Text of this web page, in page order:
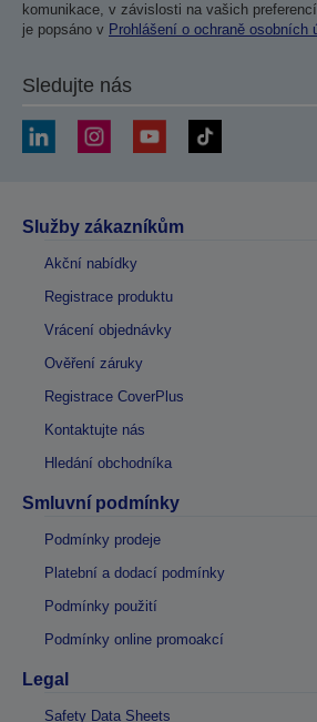
komunikace, v závislosti na vašich
je popsáno v Prohlášení o ochraně osobních
Sledujte nás
Služby zákazníkům
Akční nabídky
Registrace produktu
Vrácení objednávky
Ověření záruky
Registrace CoverPlus
Kontaktujte nás
Hledání obchodníka
Smluvní podmínky
Podmínky prodeje
Platební a dodací podmínky
Podmínky použití
Podmínky online promoakcí
Legal
Safety Data Sheets